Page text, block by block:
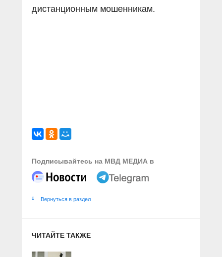
дистанционным мошенникам.
Подписывайтесь на МВД МЕДИА в
Вернуться в раздел
ЧИТАЙТЕ ТАКЖЕ